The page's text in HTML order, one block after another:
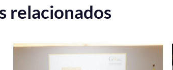
relacionados